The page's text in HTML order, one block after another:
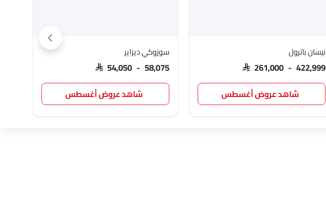
نيسان باترول
SAR 261,000 - 422,999
شاهد عروض أغسطس
سوزوكي ديزاير
SAR 54,050 - 58,075
شاهد عروض أغسطس